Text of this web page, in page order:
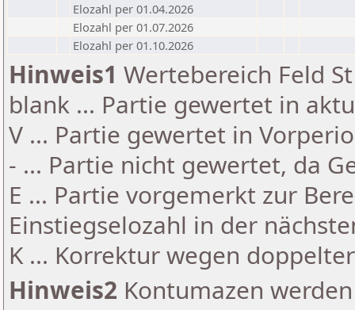
Elozahl per 01.04.2026
Elozahl per 01.07.2026
Elozahl per 01.10.2026
Hinweis1 Wertebereich Feld
blank ... Partie gewertet in
V ... Partie gewertet in
- ... Partie nicht gewertet, da
E ... Partie vorgemerkt zur
Einstiegselozahl in der
K ... Korrektur wegen
Hinweis2 Kontumazen